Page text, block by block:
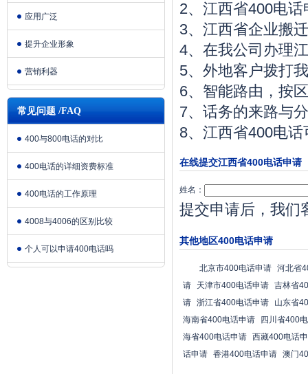
应用广泛
提升企业形象
营销利器
常见问题 /FAQ
400与800电话的对比
400电话的详细资费标准
400电话的工作原理
4008与4006的区别比较
个人可以申请400电话吗
2、江西省400电
3、江西省企业搬
4、在我公司办理
5、外地客户拨打
6、智能路由，按
7、话务的来路与
8、江西省400电
在线提交江西省400电话申请
姓名：
提交申请后，我们
其他地区400电话申请
北京市400电话申请 河北省
请
天津市400电话申请 吉林省
请 浙江省400电话申请
山东省
海南省400电话申请
四川省400
海省400电话申请 西藏400电话
话申请 香港400电话申请 澳门